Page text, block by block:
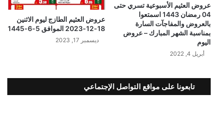
عروض العثيم الأسبوعية تسري حتى
04 رمضان 1443 اسمتعوا
بالعروض والمفاجآت السارة
بمناسبة الشهر المبارك – عروض
اليوم
أبريل 4, 2022
عروض العثيم الطازج ليوم الاثنين
18-12-2023 الموافق 5-6-1445
ديسمبر 17, 2023
تابعونا على مواقع التواصل الإجتماعي